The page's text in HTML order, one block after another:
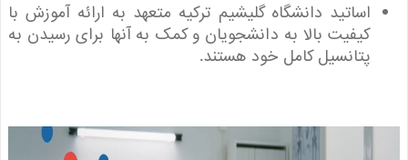
اساتید دانشگاه گلیشیم ترکیه متعهد به ارائه آموزش با
کیفیت بالا به دانشجویان و کمک به آنها برای رسیدن به
پتانسیل کامل خود هستند.